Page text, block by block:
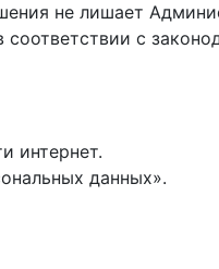
не лишает
с
интернет.
данных».